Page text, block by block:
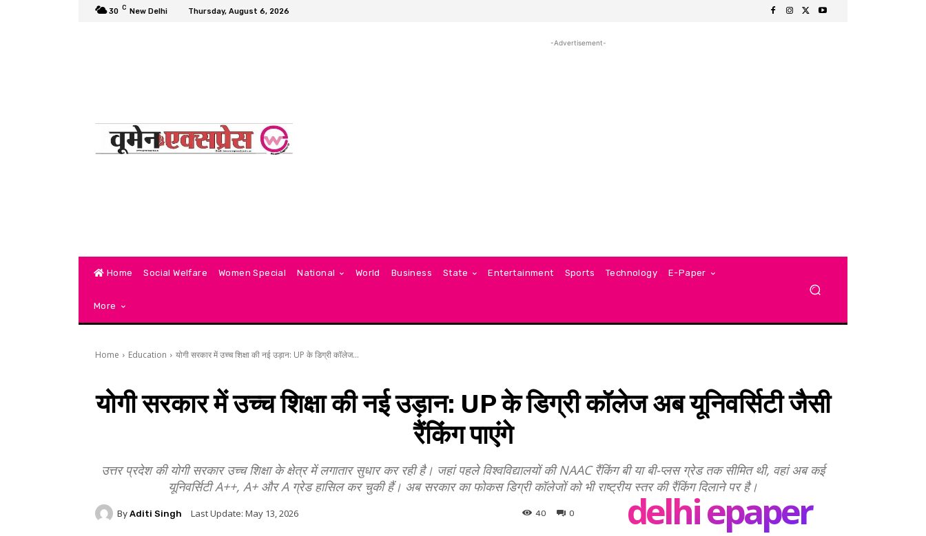
30 C New Delhi Thursday, August 6, 2026
-Advertisement-
Home Social Welfare Women Special National World Business State Entertainment Sports Technology E-Paper
More
Home Education योगी सरकार में उच्च शिक्षा की नई उड़ान: UP के डिग्री कॉलेज...
योगी सरकार में उच्च शिक्षा की नई उड़ान: UP के डिग्री कॉलेज अब यूनिवर्सिटी जैसी
रैंकिंग पाएंगे
उत्तर प्रदेश की योगी सरकार उच्च शिक्षा के क्षेत्र में लगातार सुधार कर रही है। जहां पहले विश्वविद्यालयों की NAAC रैंकिंग बी या बी-प्लस ग्रेड तक सीमित थी, वहां अब कई
यूनिवर्सिटी A++, A+ और A ग्रेड हासिल कर चुकी हैं। अब सरकार का फोकस डिग्री कॉलेजों को भी राष्ट्रीय स्तर की रैंकिंग दिलाने पर है।
By Aditi Singh Last Update: May 13, 2026 0
40 delhi epaper